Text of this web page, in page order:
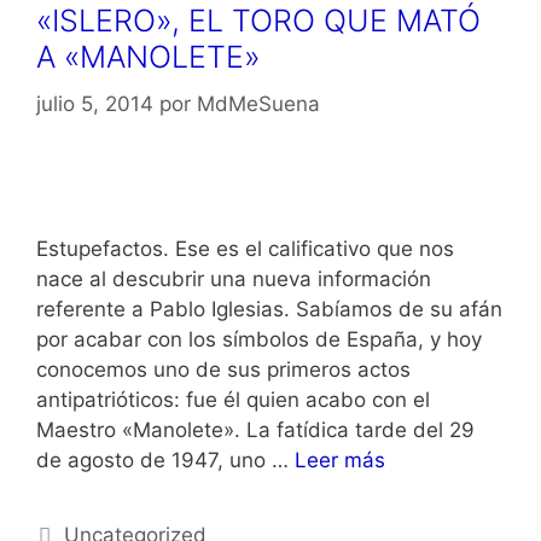
«ISLERO», EL TORO QUE MATÓ
A «MANOLETE»
julio 5, 2014 por MdMeSuena
Estupefactos. Ese es el calificativo que nos
nace al descubrir una nueva información
referente a Pablo Iglesias. Sabíamos de su afán
por acabar con los símbolos de España, y hoy
conocemos uno de sus primeros actos
antipatrióticos: fue él quien acabo con el
Maestro «Manolete». La fatídica tarde del 29
de agosto de 1947, uno … Leer más
Categorías
Uncategorized